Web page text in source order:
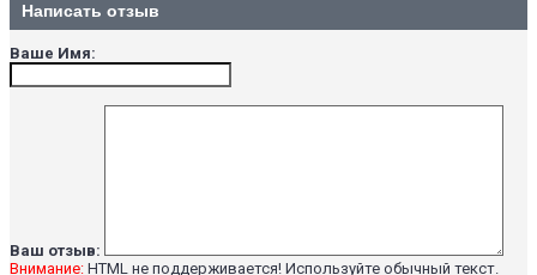
Написать отзыв
Ваше Имя:
Ваш отзыв:
Внимание: HTML не поддерживается! Используйте обычный текст.